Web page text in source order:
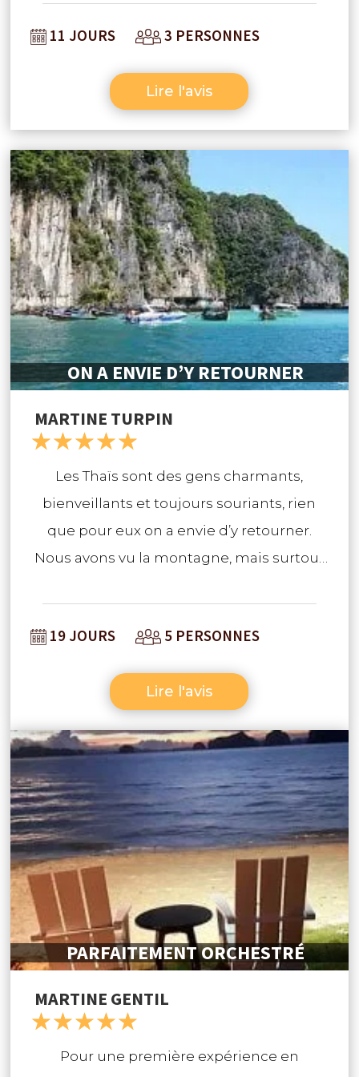
pas sur une autre destination.
11 JOURS 3 PERSONNES
Lire l'avis
PARFAITEMENT ORCHESTRÉ
MARTINE GENTIL
☆☆☆☆☆
Pour une première expérience en
ON A ENVIE D’Y RETOURNER
MARTINE TURPIN
☆☆☆☆☆
Les Thaïs sont des gens charmants,
bienveillants et toujours souriants, rien
que pour eux on a envie d’y retourner.
Nous avons vu la montagne, mais surtout
avec une nuit dans un village, je crois
pendant ce temps, nous assistions à la
sous aucun prétexte. Puis la mer à Koh
Lanta, les hôtels choisis étaient parfaits,
en bordure de mer, la plage au pied de
nos chambres, pour le 1er le *** Hotel, ce
n’était pas un 5 étoiles mais tout à fait
confortable et très authentique. Un seul
petit bémol pour les 2 endroits : Koh Lanta
et Tupakaek : attention à la marée quand
elle est basse, il est difficile de se baigner
car il y a peu d’eau et beaucoup de
rochers. Pour ce que nous en avons vu, les
belles plages se trouvent essentiellement
19 JOURS 5 PERSONNES
Lire l'avis